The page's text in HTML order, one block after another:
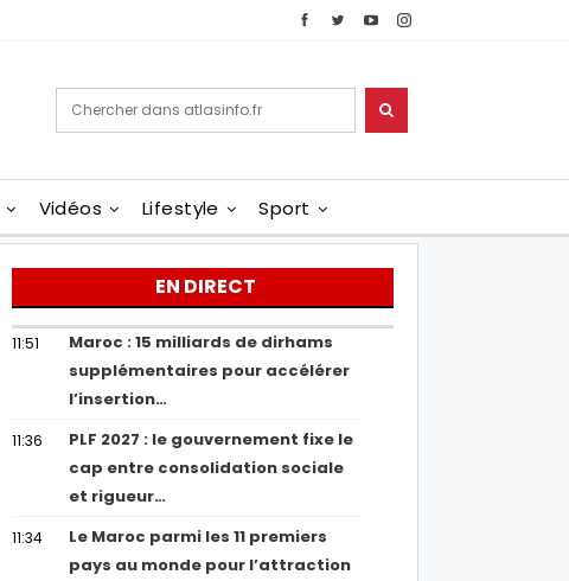
Vidéos Lifestyle Sport
EN DIRECT
11:51
Maroc : 15 milliards de dirhams
supplémentaires pour accélérer
l’insertion…
11:36
PLF 2027 : le gouvernement fixe le
cap entre consolidation sociale
et rigueur…
11:34
Le Maroc parmi les 11 premiers
pays au monde pour l’attraction